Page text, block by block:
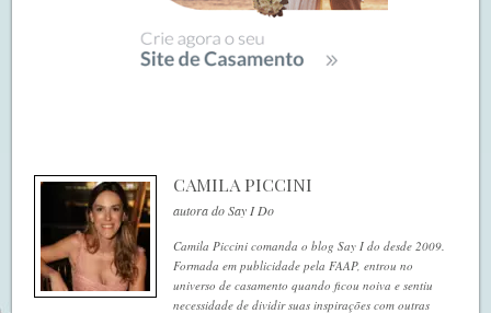
CAMILA PICCINI
autora do Say I Do
Camila Piccini comanda o blog Say I do desde 2009.
Formada em publicidade pela FAAP, entrou no
universo de casamento quando ficou noiva e sentiu
necessidade de dividir suas inspirações com outras